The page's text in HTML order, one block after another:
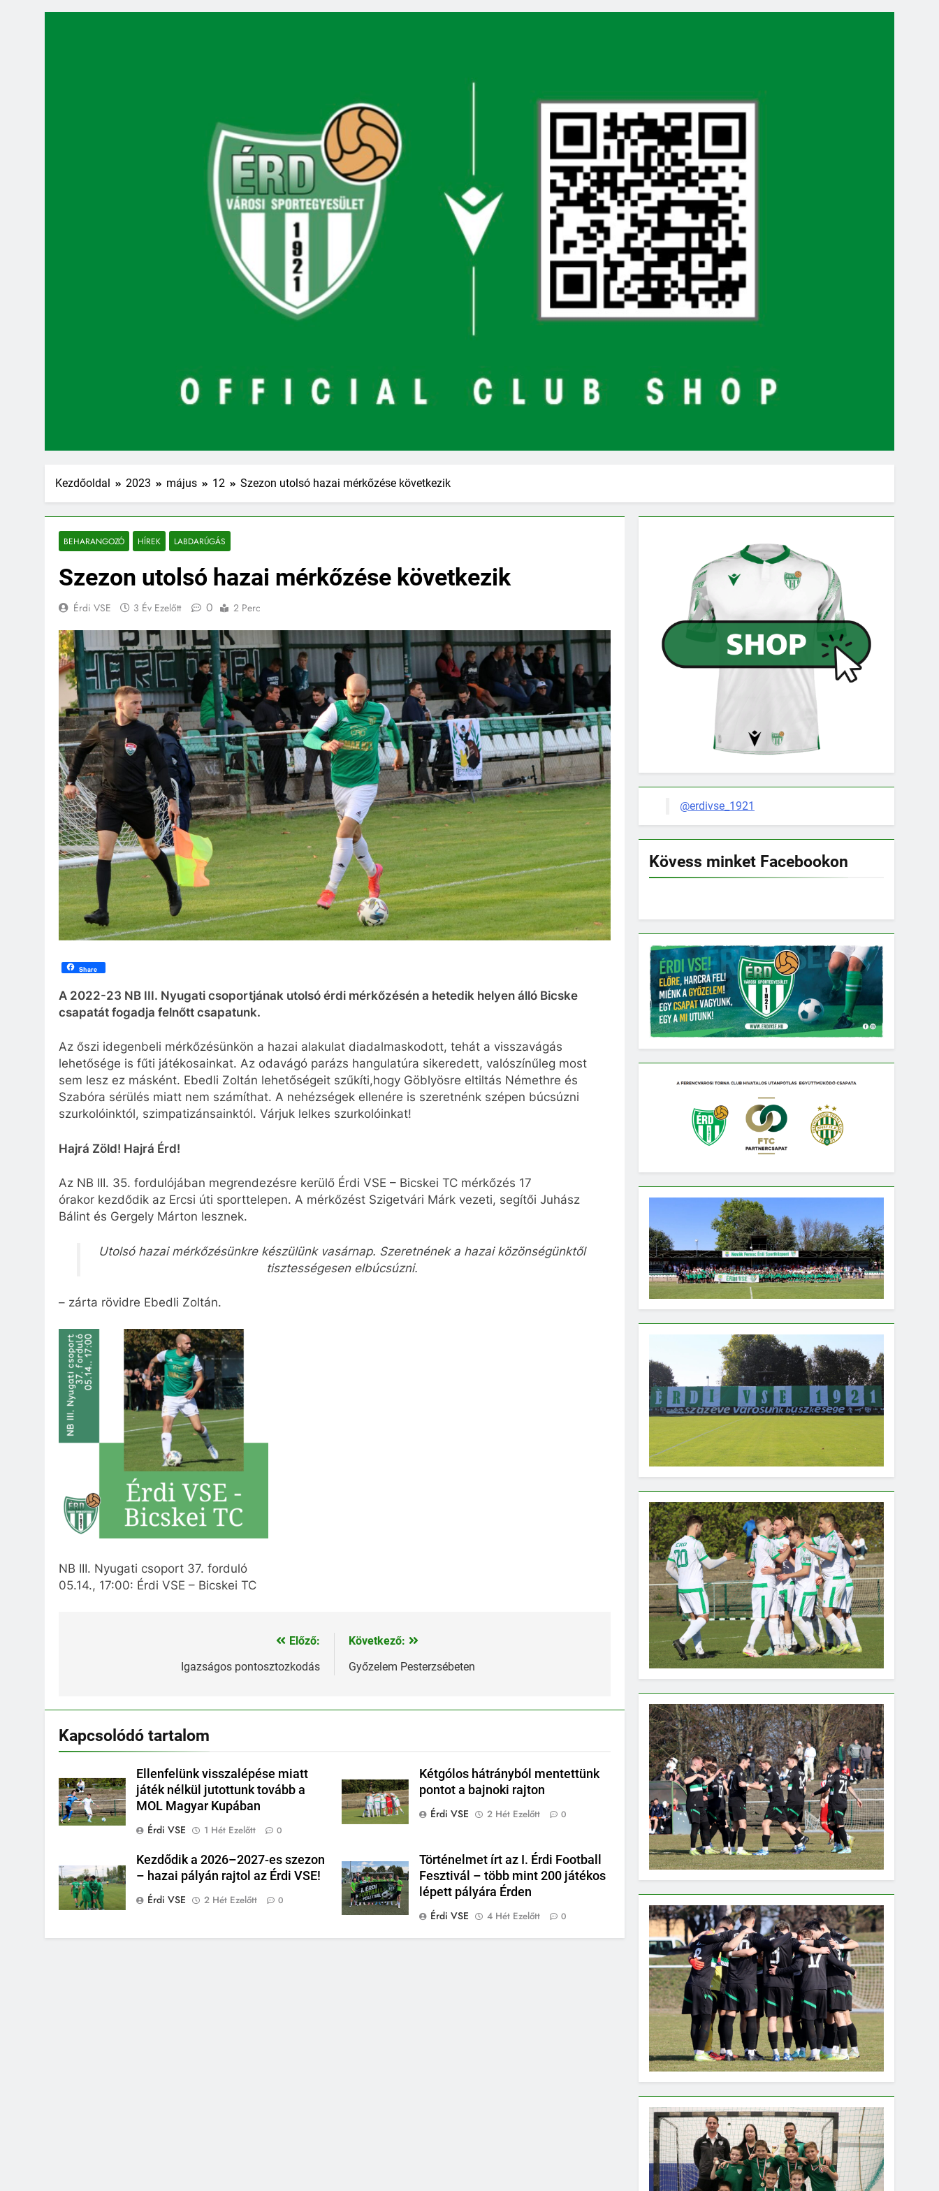
Kezdőoldal 2023 május 12 Szezon utolsó hazai mérkőzése következik
BEHARANGOZÓ HÍREK LABDARÚGÁS
Szezon utolsó hazai mérkőzése következik
Érdi VSE 3 Év Ezelőtt 0 2 Perc
Share
A 2022-23 NB III. Nyugati csoportjának utolsó érdi mérkőzésén a hetedik helyen álló Bicske
csapatát fogadja felnőtt csapatunk.
Az őszi idegenbeli mérkőzésünkön a hazai alakulat diadalmaskodott, tehát a visszavágás
lehetősége is fűti játékosainkat. Az odavágó parázs hangulatúra sikeredett, valószínűleg most
sem lesz ez másként. Ebedli Zoltán lehetőségeit szűkíti,hogy Göblyösre eltiltás Némethre és
Szabóra sérülés miatt nem számíthat. A nehézségek ellenére is szeretnénk szépen búcsúzni
szurkolóinktól, szimpatizánsainktól. Várjuk lelkes szurkolóinkat!
Hajrá Zöld! Hajrá Érd!
Az NB III. 35. fordulójában megrendezésre kerülő Érdi VSE – Bicskei TC mérkőzés 17
órakor kezdődik az Ercsi úti sporttelepen. A mérkőzést Szigetvári Márk vezeti, segítői Juhász
Bálint és Gergely Márton lesznek.
Utolsó hazai mérkőzésünkre készülünk vasárnap. Szeretnének a hazai közönségünktől
tisztességesen elbúcsúzni.
– zárta rövidre Ebedli Zoltán.
NB III. Nyugati csoport 37. forduló
05.14., 17:00: Érdi VSE – Bicskei TC
Előző:
Igazságos pontosztozkodás
Következő:
Győzelem Pesterzsébeten
Kapcsolódó tartalom
Ellenfelünk visszalépése miatt
játék nélkül jutottunk tovább a
MOL Magyar Kupában
Érdi VSE
1 Hét Ezelőtt 0
Kétgólos hátrányból mentettünk
pontot a bajnoki rajton
Érdi VSE
2 Hét Ezelőtt 0
Kezdődik a 2026–2027-es szezon
– hazai pályán rajtol az Érdi VSE!
Érdi VSE
2 Hét Ezelőtt 0
Történelmet írt az I. Érdi Football
Fesztivál – több mint 200 játékos
lépett pályára Érden
Érdi VSE
4 Hét Ezelőtt 0
@erdivse_1921
Kövess minket Facebookon